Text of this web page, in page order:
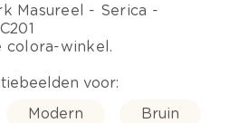
Masureel - Serica -
colora-winkel.
voor:
Modern Bruin